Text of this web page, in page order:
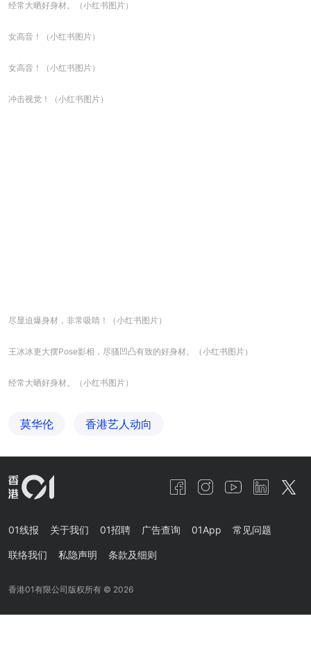
经常大晒好身材。（小红书图片）
女高音！（小红书图片）
女高音！（小红书图片）
冲击视觉！（小红书图片）
尽显迫爆身材，非常吸睛！（小红书图片）
王冰冰更大摆Pose影相，尽骚凹凸有致的好身材。（小红书图片）
经常大晒好身材。（小红书图片）
莫华伦 香港艺人动向
01线报 关于我们 01招聘 广告查询 01App 常见问题
联络我们 私隐声明 条款及细则
香港01有限公司版权所有 © 2026